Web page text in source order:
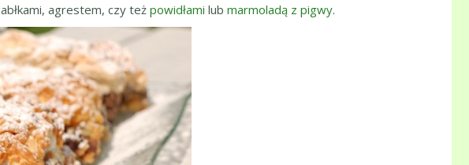
agrestem, czy też powidłami lub marmoladą z pigwy.